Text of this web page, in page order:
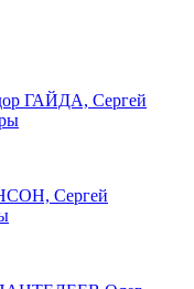
ГАЙДА, Сергей
Сергей